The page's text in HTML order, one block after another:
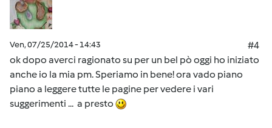
Ven, 07/25/2014 - 14:43
#4
ok dopo averci ragionato su per un bel pò oggi ho iniziato
anche io la mia pm. Speriamo in bene! ora vado piano
piano a leggere tutte le pagine per vedere i vari
suggerimenti ... a presto